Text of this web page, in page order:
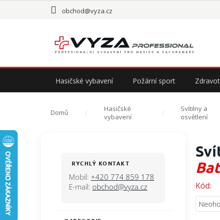
obchod@vyza.cz
Hasičské vybavení Požární sport
Domů
Hasičské
vybavení
Svítilny a
osvětlení
RYCHLÝ KONTAKT
Mobil: +420 774 859 178
E-mail: obchod@vyza.cz Kód: